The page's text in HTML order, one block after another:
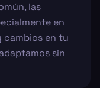
las
en
cambios en tu
sin